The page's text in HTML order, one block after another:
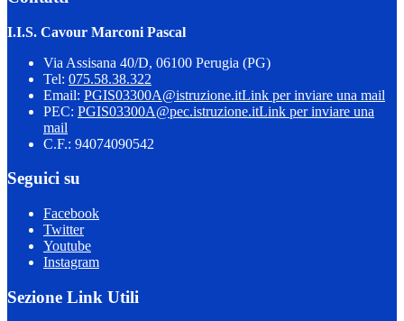
I.I.S. Cavour Marconi Pascal
Via Assisana 40/D, 06100 Perugia (PG)
Tel: 075.58.38.322
Email: PGIS03300A@istruzione.itLink per inviare una mail
PEC: PGIS03300A@pec.istruzione.itLink per inviare una
mail
C.F.: 94074090542
Seguici su
Facebook
Twitter
Youtube
Instagram
Sezione Link Utili